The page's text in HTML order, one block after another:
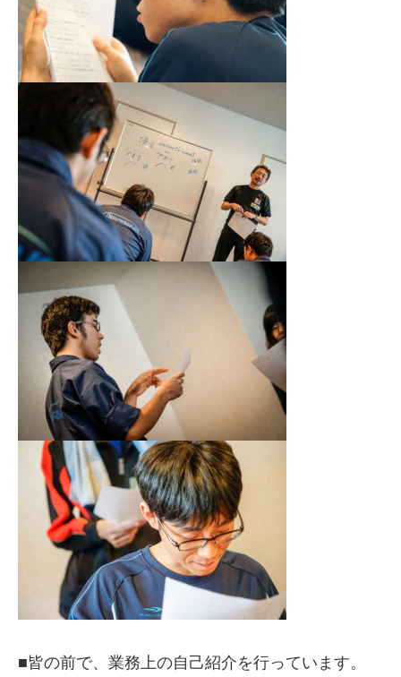
■皆の前で、業務上の自己紹介を行っています。